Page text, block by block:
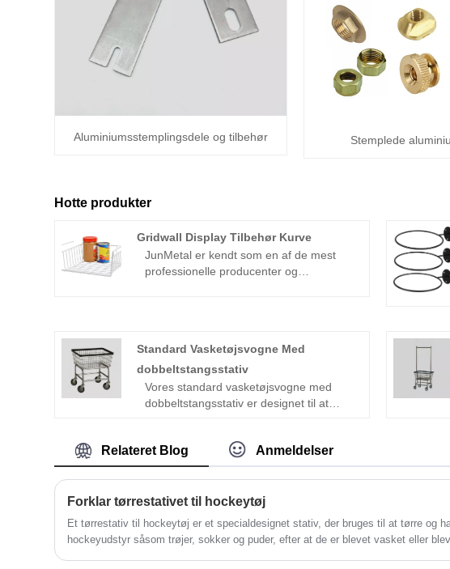
Aluminiumsstemplingsdele og tilbehør Stemplede
Hotte produkter
Gridwall Display Tilbehør Kurve
JunMetal er kendt som en af ​​de mest
professionelle producenter og
hele verden. Vi har egen fabrik og
leverer OEM / ODM-tjenester. Vi
understøtter ikke kun tilpassede
tjenester, men leverer også prislister.
Standard Vasketøjsvogne Med
dobbeltstangsstativ
Vores standard vasketøjsvogne med
dobbeltstangsstativ er designet til at
robust dobbeltstangstativ til ophængning
af tøj. Den holdbare stålkonstruktion
sikrer langvarig brug, mens den store
kurv kan rumme tunge læs, hvilket gør
disse vogne perfekte til vaskerier,
hoteller, hospitaler og store
husholdninger. Standard vasketøjsvogne
med dobbeltstængerstativ giver en
Relateret Blog Anmeldelser
Forklar tørrestativet til hockeytøj
Et tørrestativ til hockeytøj er et specialdesignet stativ, der bruges til at tørre og
hockeyudstyr såsom trøjer, sokker og puder, efter at de er blevet vasket eller